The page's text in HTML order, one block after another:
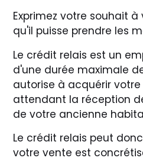
Exprimez votre souhait
qu'il puisse prendre les
Le crédit relais est un
d'une durée maximale
autorise à acquérir
attendant la réception
de votre ancienne
Le crédit relais peut
votre vente est